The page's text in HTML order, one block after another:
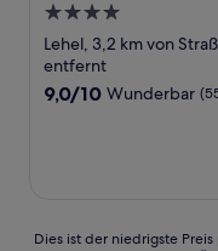
4.0-
Sterne-
Unterkunft
Lehel, 3,2 km von
entfernt
9.0
9,0/10 Wunderbar
Dies
Dies ist der niedrigste